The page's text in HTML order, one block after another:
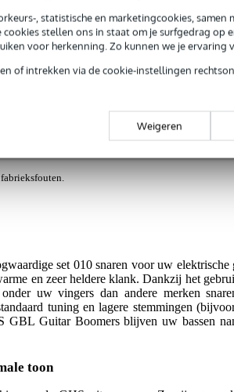
, statistische en marketingcookies, samen
stellen ons in staat om je surfgedrag op
voor herkenning. Zo kunnen we je
of intrekken via de cookie-instellingen
Weigeren
set 010 snaren voor uw elektrische
en zeer heldere klank. Dankzij het
uw vingers dan andere merken
tuning en lagere stemmingen
GBL Guitar Boomers blijven uw bassen
toon